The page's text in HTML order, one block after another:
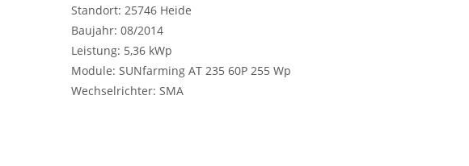
Standort: 25746 Heide
Baujahr: 08/2014
Leistung: 5,36 kWp
Module: SUNfarming AT 235 60P 255 Wp
Wechselrichter: SMA